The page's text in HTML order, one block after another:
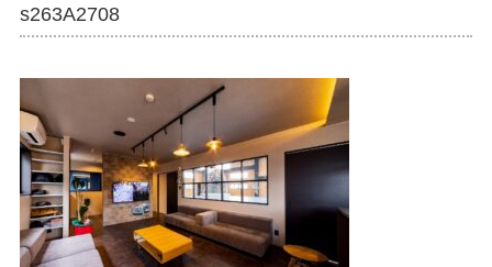
s263A2708